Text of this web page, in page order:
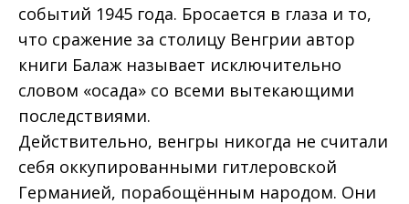
событий 1945 года. Бросается в глаза и то,
что сражение за столицу Венгрии автор
книги Балаж называет исключительно
словом «осада» со всеми вытекающими
последствиями.
Действительно, венгры никогда не считали
себя оккупированными гитлеровской
Германией, порабощённым народом. Они